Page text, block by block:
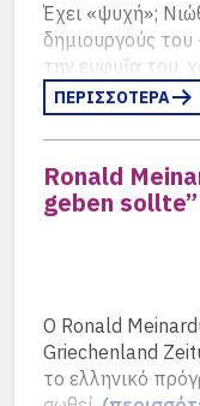
Έχει «ψυχή»;
δημιουργούς
την ευφυΐα του,
πώς
νοημοσύνης της
ερευνητική με
στην OpenAI, τα
οποίας η αξία
του Claude,
περιγράφει πώς
κατανοήσουν
εξετάζοντας
ΠΕΡΙΣΣΟΤΕΡΑ
Ronald
geben sollte”
Ο Ronald
Griechenland
το ελληνικό